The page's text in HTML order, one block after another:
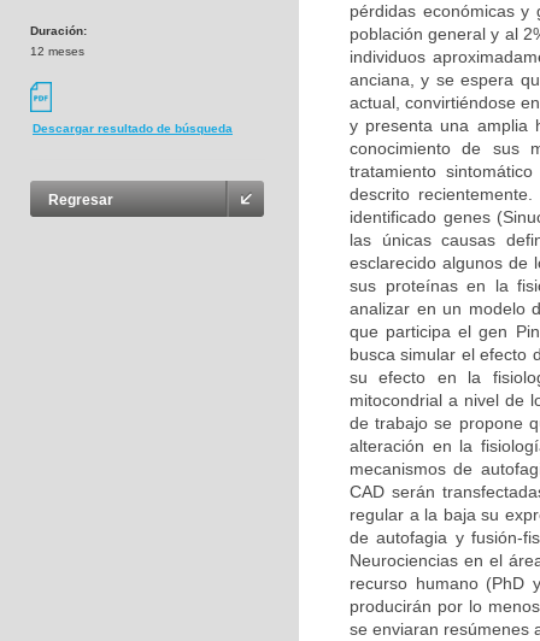
Duración:
12 meses
Descargar resultado de búsqueda
Regresar
pérdidas económicas y
población general y al
individuos
anciana, y se espera
actual, convirtiéndose
y presenta una amplia
conocimiento de sus
tratamiento
descrito
identificado genes
las únicas causas
esclarecido algunos de
sus proteínas en la
analizar en un modelo
que participa el gen
busca simular el efecto
su efecto en la
mitocondrial a nivel de
de trabajo se propone
alteración en la
mecanismos de
CAD serán
regular a la baja su
de autofagia y fusión-
Neurociencias en el
recurso humano (PhD
producirán por lo
se enviaran resúmenes